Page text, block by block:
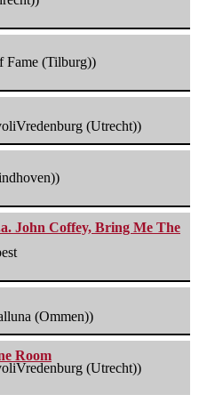
Fame (Tilburg))
(Utrecht))
John Coffey, Bring Me The
(Ommen))
Room
(Utrecht))